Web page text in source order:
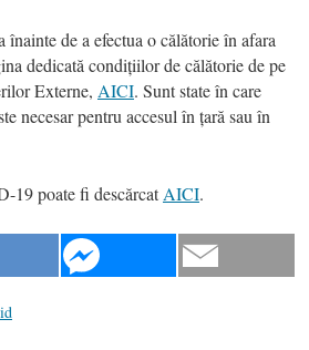
de a efectua o călătorie în afara
dedicată condițiilor de călătorie de pe
Externe, AICI. Sunt state în care
necesar pentru accesul în țară sau în
19 poate fi descărcatAICI.